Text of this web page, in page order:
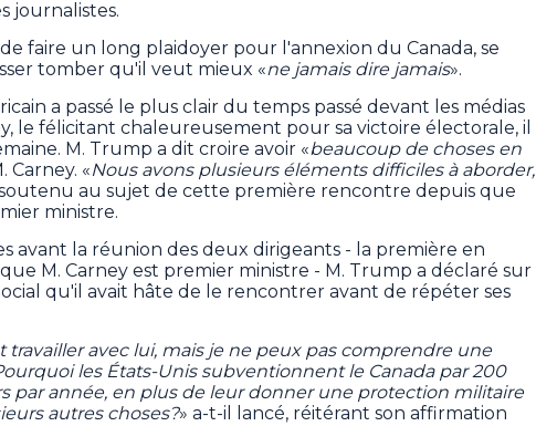
journalistes.
faire un long plaidoyer pour l'annexion du Canada, se
tomber qu'il veut mieux «ne jamais dire jamais».
a passé le plus clair du temps passé devant les médias
le félicitant chaleureusement pour sa victoire électorale, il
M. Trump a dit croire avoir «beaucoup de choses en
Carney. «Nous avons plusieurs éléments difficiles à aborder,
soutenu au sujet de cette première rencontre depuis que
ministre.
avant la réunion des deux dirigeants - la première en
M. Carney est premier ministre - M. Trump a déclaré sur
qu'il avait hâte de le rencontrer avant de répéter ses
travailler avec lui, mais je ne peux pas comprendre une
les États-Unis subventionnent le Canada par 200
par année, en plus de leur donner une protection militaire
autres choses?» a-t-il lancé, réitérant son affirmation